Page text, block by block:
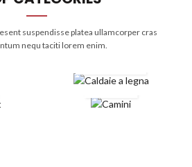
suspendisse platea ullamcorper cras
nequ taciti lorem enim.Caldaie a
Camini